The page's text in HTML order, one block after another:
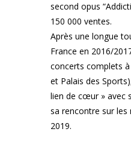
second opus
150 000 ventes.
Après une longue
France en 2016/
concerts complets à
et Palais des
lien de cœur » avec
sa rencontre sur
2019.